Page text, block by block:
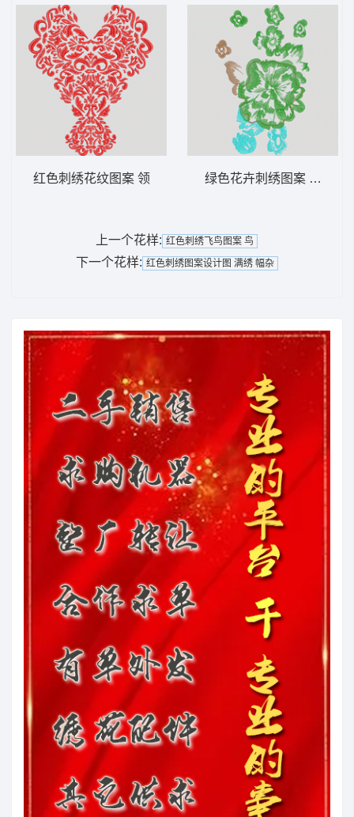
红色刺绣花纹图案 领 绿色花卉刺绣图案 花朵
上一个花样: 红色刺绣飞鸟图案 鸟
下一个花样: 红色刺绣图案设计图 满绣 幅杂